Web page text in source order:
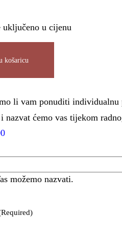
u cijenu
košaricu
li vam ponuditi individualnu
nazvat ćemo vas tijekom
možemo nazvati.